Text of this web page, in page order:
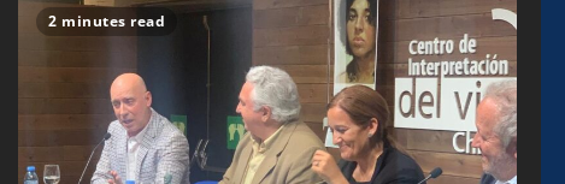
2 minutes read